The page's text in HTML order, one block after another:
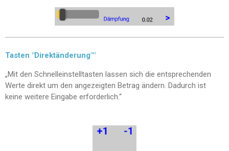
Tasten "Direktänderung""
„Mit den Schnelleinstelltasten lassen sich die entsprechenden
Werte direkt um den angezeigten Betrag ändern. Dadurch ist
keine weitere Eingabe erforderlich.“